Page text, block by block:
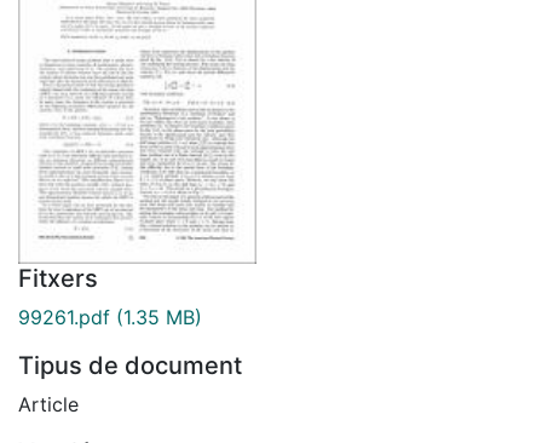
Fitxers
99261.pdf (1.35 MB)
Tipus de document
Article